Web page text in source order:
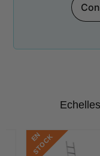
E
N
S
T
O
C
K